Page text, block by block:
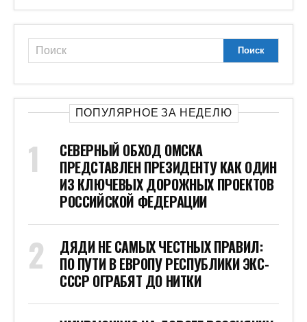
ПОПУЛЯРНОЕ ЗА НЕДЕЛЮ
СЕВЕРНЫЙ ОБХОД ОМСКА
ПРЕДСТАВЛЕН ПРЕЗИДЕНТУ КАК ОДИН
ИЗ КЛЮЧЕВЫХ ДОРОЖНЫХ ПРОЕКТОВ
РОССИЙСКОЙ ФЕДЕРАЦИИ
ДЯДИ НЕ САМЫХ ЧЕСТНЫХ ПРАВИЛ:
ПО ПУТИ В ЕВРОПУ РЕСПУБЛИКИ ЭКС-
СССР ОГРАБЯТ ДО НИТКИ